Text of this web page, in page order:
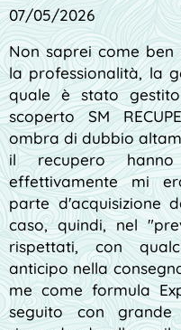
07/05/2026
Non saprei come
la professionalità, la
quale è stato
scoperto SM
ombra di dubbio
il recupero
effettivamente mi
parte d'acquisizione
caso, quindi, nel
rispettati, con
anticipo nella
me come formula
seguito con